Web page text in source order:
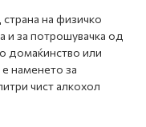
на физичко
и за потрошувачка од
домаќинство или
наменето за
чист алкохол